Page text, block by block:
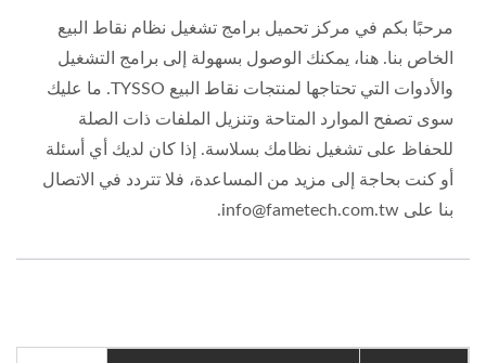
مرحبًا بكم في مركز تحميل برامج تشغيل نظام نقاط البيع
الخاص بنا. هنا، يمكنك الوصول بسهولة إلى برامج التشغيل
والأدوات التي تحتاجها لمنتجات نقاط البيع TYSSO. ما عليك
سوى تصفح الموارد المتاحة وتنزيل الملفات ذات الصلة
للحفاظ على تشغيل نظامك بسلاسة. إذا كان لديك أي أسئلة
أو كنت بحاجة إلى مزيد من المساعدة، فلا تتردد في الاتصال
بنا على info@fametech.com.tw.